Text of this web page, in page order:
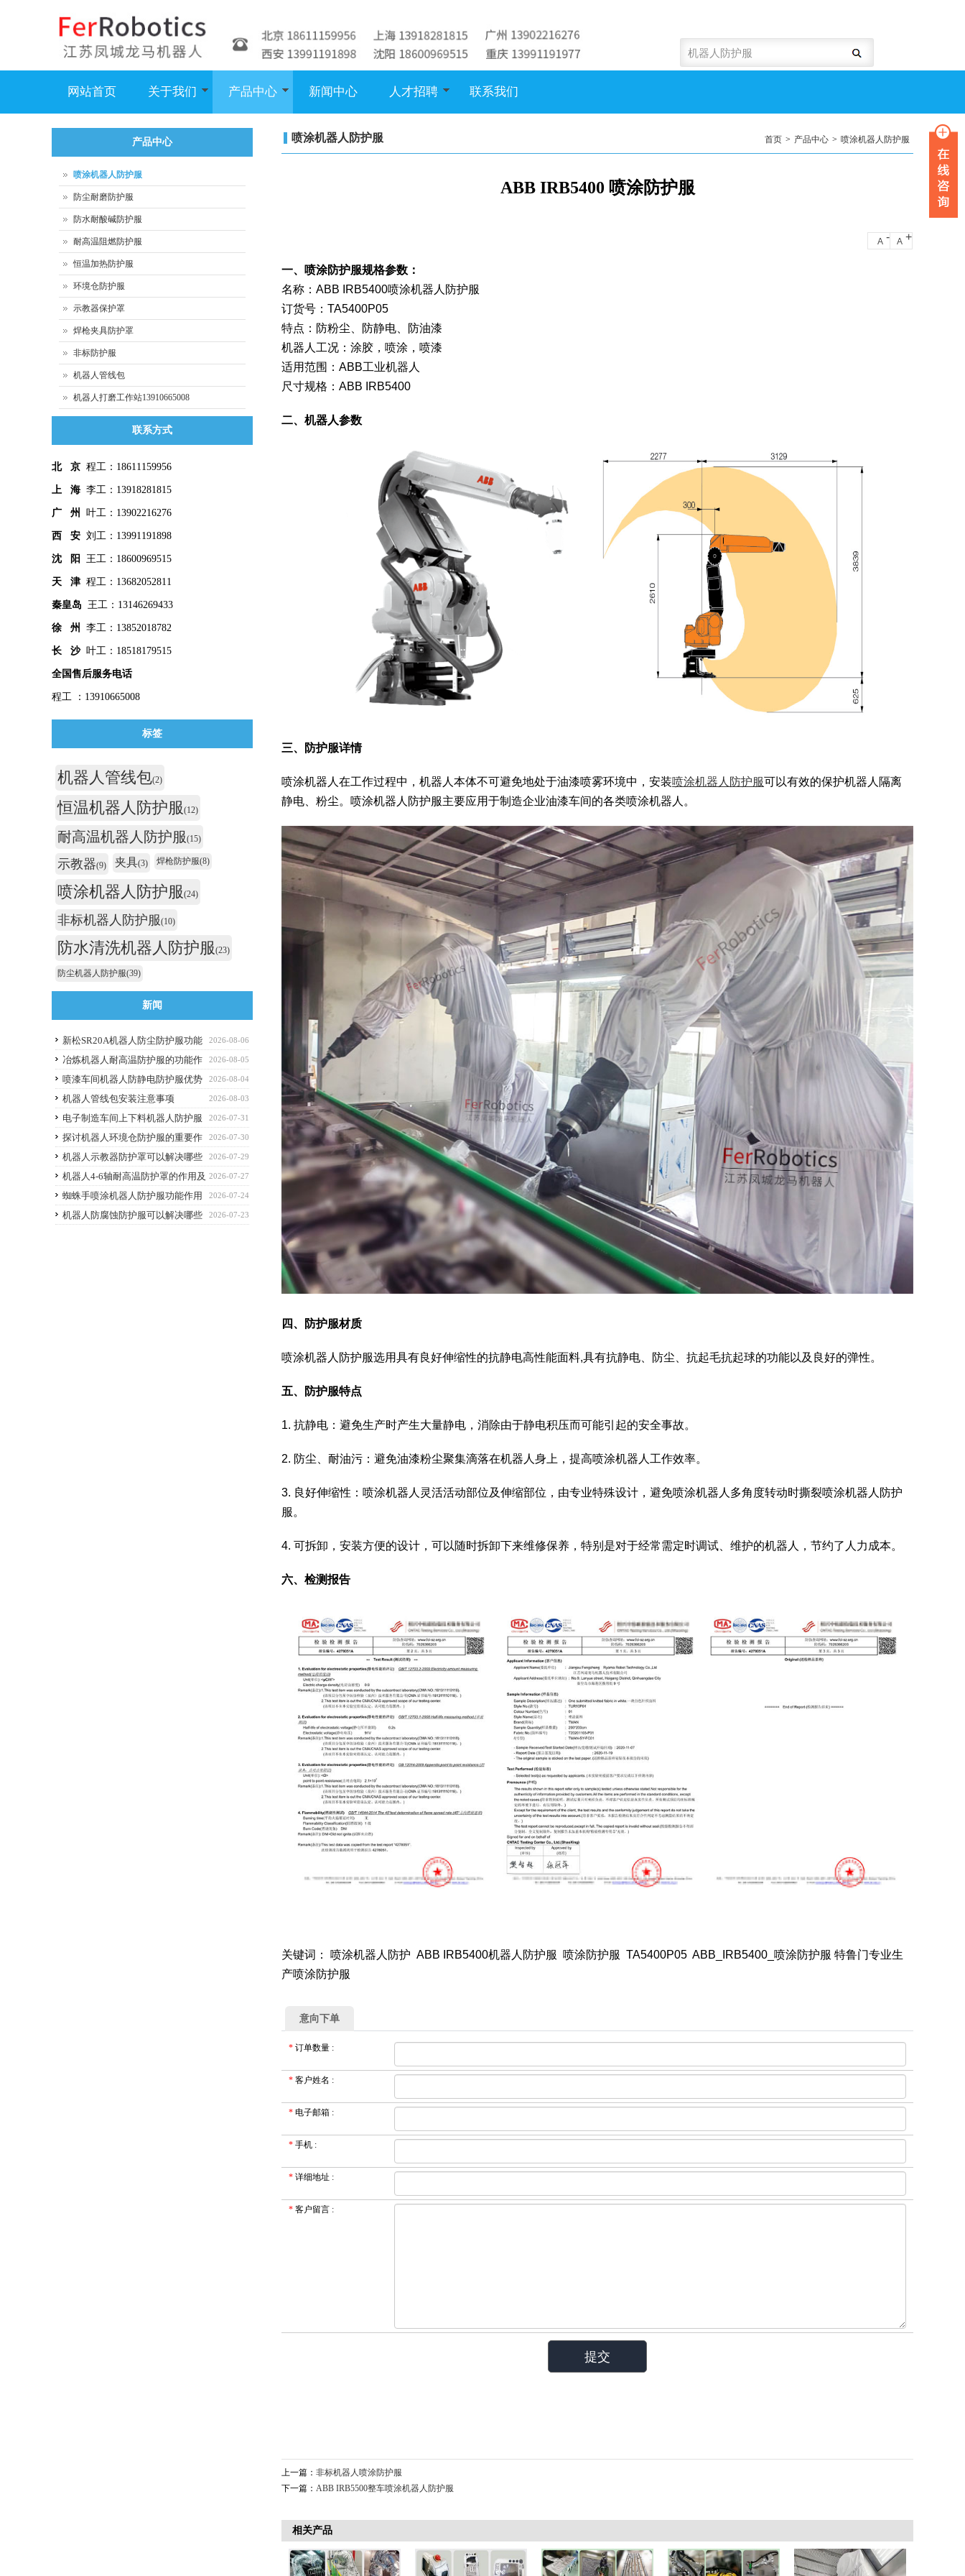
网站首页 关于我们 产品中心 新闻中心 人才招聘 联系我们
首页 > 产品中心 > 喷涂机器人防护服
喷涂机器人防护服
ABB IRB5400 喷涂防护服
A - A +
一、喷涂防护服规格参数：
名称：ABB IRB5400喷涂机器人防护服
订货号：TA5400P05
特点：防粉尘、防静电、防油漆
机器人工况：涂胶，喷涂，喷漆
适用范围：ABB工业机器人
尺寸规格：ABB IRB5400
二、机器人参数
三、防护服详情
喷涂机器人在工作过程中，机器人本体不可避免地处于油漆喷雾环境中，安装喷涂机器人防护服可以有效的保护机器人隔离
静电、粉尘。喷涂机器人防护服主要应用于制造企业油漆车间的各类喷涂机器人。
四、防护服材质
喷涂机器人防护服选用具有良好伸缩性的抗静电高性能面料,具有抗静电、防尘、抗起毛抗起球的功能以及良好的弹性。
五、防护服特点
1. 抗静电：避免生产时产生大量静电，消除由于静电积压而可能引起的安全事故。
2. 防尘、耐油污：避免油漆粉尘聚集滴落在机器人身上，提高喷涂机器人工作效率。
3. 良好伸缩性：喷涂机器人灵活活动部位及伸缩部位，由专业特殊设计，避免喷涂机器人多角度转动时撕裂喷涂机器人防护
服。
4. 可拆卸，安装方便的设计，可以随时拆卸下来维修保养，特别是对于经常需定时调试、维护的机器人，节约了人力成本。
六、检测报告
关键词： 喷涂机器人防护 ABB IRB5400机器人防护服 喷涂防护服 TA5400P05 ABB_IRB5400_喷涂防护服 特鲁门专业生
产喷涂防护服
意向下单
* 订单数量 :
* 客户姓名 :
* 电子邮箱 :
* 手机 :
* 详细地址 :
* 客户留言 :
上一篇：非标机器人喷涂防护服
下一篇：ABB IRB5500整车喷涂机器人防护服
相关产品
产品中心
喷涂机器人防护服
防尘耐磨防护服
防水耐酸碱防护服
耐高温阻燃防护服
恒温加热防护服
环境仓防护服
示教器保护罩
焊枪夹具防护罩
非标防护服
机器人管线包
机器人打磨工作站13910665008
联系方式
北 京 程工：18611159956
上 海 李工：13918281815
广 州 叶工：13902216276
西 安 刘工：13991191898
沈 阳 王工：18600969515
天 津 程工：13682052811
秦皇岛 王工：13146269433
徐 州 李工：13852018782
长 沙叶工：18518179515
全国售后服务电话
程工 ：13910665008
标签
机器人管线包(2)
恒温机器人防护服(12)
耐高温机器人防护服(15)
示教器(9) 夹具(3) 焊枪防护服(8)
喷涂机器人防护服(24)
非标机器人防护服(10)
防水清洗机器人防护服(23)
防尘机器人防护服(39)
新闻
2026-08-06
新松SR20A机器人防尘防护服功能
作用
2026-08-05
冶炼机器人耐高温防护服的功能作
用
2026-08-04
喷漆车间机器人防静电防护服优势
解析与选购避坑要点
2026-08-03
机器人管线包安装注意事项
2026-07-31
电子制造车间上下料机器人防护服
应该选什么功能的
2026-07-30
探讨机器人环境仓防护服的重要作
用
2026-07-29
机器人示教器防护罩可以解决哪些
痛点？
2026-07-27
机器人4-6轴耐高温防护罩的作用及
优点
2026-07-24
蜘蛛手喷涂机器人防护服功能作用
2026-07-23
机器人防腐蚀防护服可以解决哪些